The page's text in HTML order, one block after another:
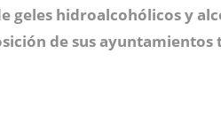
geles hidroalcohólicos y
de sus ayuntamientos